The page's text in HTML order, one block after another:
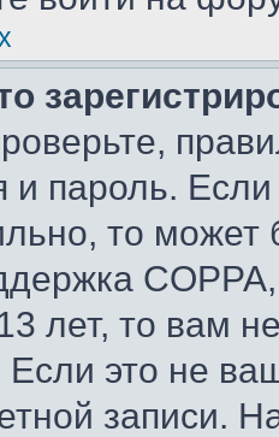
и пароль.
то может
лет, то вам
это не
записи.